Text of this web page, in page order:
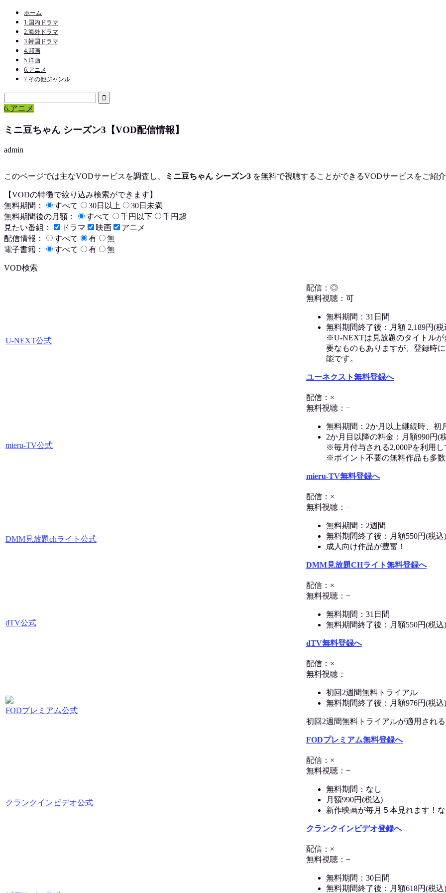
ホーム
1.国内ドラマ
2.海外ドラマ
3.韓国ドラマ
4.邦画
5.洋画
6.アニメ
7.その他ジャンル
6.アニメ
ミニ豆ちゃん シーズン3【VOD配信情報】
admin
このページでは主なVODサービスを調査し、 ミニ豆ちゃん シーズン3 を無料で視聴することができるVODサービスをご紹
【VODの特徴で絞り込み検索ができます】
無料期間：
すべて 30日以上
30日未満
無料期間後の月額：
すべて 千円以下
千円超
見たい番組：
ドラマ 映画
アニメ
配信情報：
すべて 有
無
電子書籍：
すべて 有 無
VOD検索
U-NEXT公式
配信：◎
無料視聴：可
無料期間：31日間
無料期間終了後：月額 2,189円(税
※U-NEXTは見放題のタイトル
要なものもありますが、登録時
能です。
ユーネクスト無料登録へ
mieru-TV公式
配信：×
無料視聴：−
無料期間：2か月以上継続時、初
2か月目以降の料金：月額990円(
※毎月付与される2,000Pを利用
※ポイント不要の無料作品も多
mieru-TV無料登録へ
DMM見放題chライト公式
配信：×
無料視聴：−
無料期間：2週間
無料期間終了後：月額550円(税込)
成人向け作品が豊富！
DMM見放題CHライト無料登録へ
dTV公式
配信：×
無料視聴：−
無料期間：31日間
無料期間終了後：月額550円(税込)
dTV無料登録へ
FODプレミアム公式
配信：×
無料視聴：−
初回2週間無料トライアル
無料期間終了後：月額976円(税込)
初回2週間無料トライアルが適用され
FODプレミアム無料登録へ
クランクインビデオ公式
配信：×
無料視聴：−
無料期間：なし
月額990円(税込)
新作映画が毎月５本見れます！
クランクインビデオ登録へ
配信：×
無料視聴：−
無料期間：30日間
無料期間終了後：月額618円(税込)